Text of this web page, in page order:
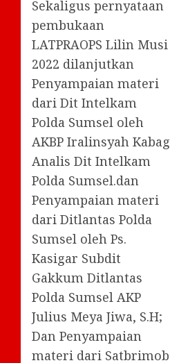
Sekaligus pernyataan
pembukaan
LATPRAOPS Lilin Musi
2022 dilanjutkan
Penyampaian materi
dari Dit Intelkam
Polda Sumsel oleh
AKBP Iralinsyah Kabag
Analis Dit Intelkam
Polda Sumsel.dan
Penyampaian materi
dari Ditlantas Polda
Sumsel oleh Ps.
Kasigar Subdit
Gakkum Ditlantas
Polda Sumsel AKP
Julius Meya Jiwa, S.H;
Dan Penyampaian
materi dari Satbrimob